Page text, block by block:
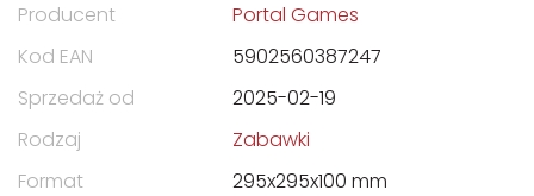
Producent
Portal Games
Kod EAN
5902560387247
Sprzedaż od
2025-02-19
Rodzaj
Zabawki
Format
295x295x100 mm